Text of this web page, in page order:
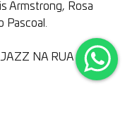
Armstrong, Rosa
Pascoal.
JAZZ NA RUA